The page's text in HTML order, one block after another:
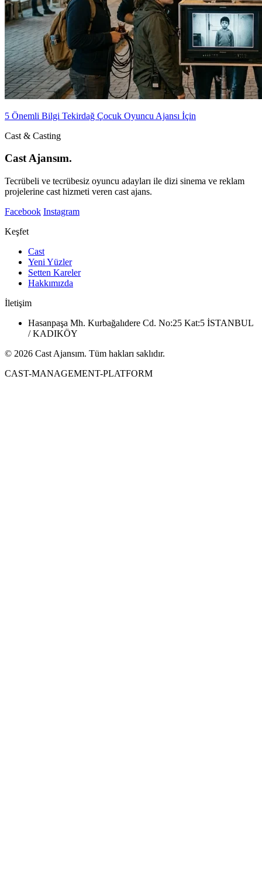
5 Önemli Bilgi Tekirdağ Çocuk Oyuncu Ajansı İçin
Cast & Casting
Cast Ajansım.
Tecrübeli ve tecrübesiz oyuncu adayları ile dizi sinema ve reklam
projelerine cast hizmeti veren cast ajans.
Facebook Instagram
Keşfet
Cast
Yeni Yüzler
Setten Kareler
Hakkımızda
İletişim
Hasanpaşa Mh. Kurbağalıdere Cd. No:25 Kat:5 İSTANBUL
/ KADIKÖY
© 2026 Cast Ajansım. Tüm hakları saklıdır.
CAST-MANAGEMENT-PLATFORM